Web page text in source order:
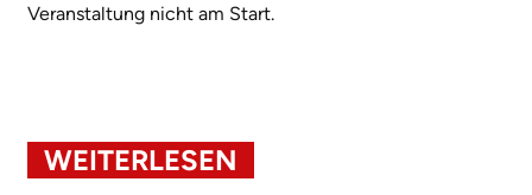
Veranstaltung nicht am Start.
WEITERLESEN